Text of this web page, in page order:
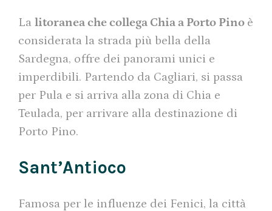
La litoranea che collega Chia a Porto Pino è
considerata la strada più bella della
Sardegna, offre dei panorami unici e
imperdibili. Partendo da Cagliari, si passa
per Pula e si arriva alla zona di Chia e
Teulada, per arrivare alla destinazione di
Porto Pino.
Sant’Antioco
Famosa per le influenze dei Fenici, la città